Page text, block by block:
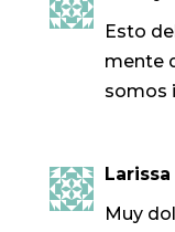
Esto
mente
somos
Muy